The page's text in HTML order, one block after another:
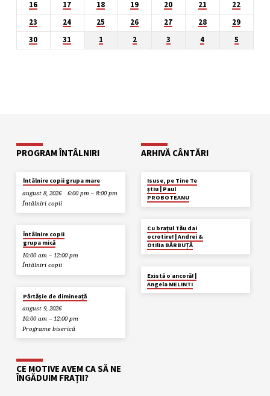
16
17 18 19 20 21
22
23
24 25 26 27 28
29
30
31 1 2 3 4 5
PROGRAM ÎNTÂLNIRI
Întâlnire copii grupa mare
august 8, 2026
6:00 pm – 8:00 pm
Întâlniri copii
Întâlnire copii
grupa mică
10:00 am – 12:00 pm
Întâlniri copii
Părtășie de dimineață
august 9, 2026
10:00 am – 12:00 pm
Programe biserică
ARHIVĂ CÂNTĂRI
Isuse, pe Tine Te
știu | Paul
PROBOTEANU
Cu brațul Tău dai
ocrotire! | Andrei &
Otilia BĂRBUȚĂ
Există o ancoră! |
Angela MELINTI
CE MOTIVE AVEM CA SĂ NE
ÎNGĂDUIM FRAȚII?